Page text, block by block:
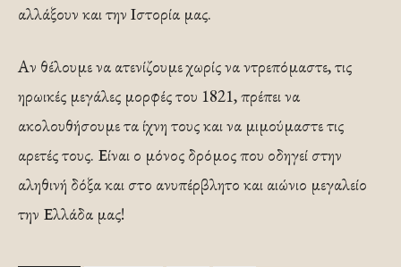
αλλάξουν και την Ιστορία μας.
Αν θέλουμε να ατενίζουμε χωρίς να ντρεπόμαστε, τις
ηρωικές μεγάλες μορφές του 1821, πρέπει να
ακολουθήσουμε τα ίχνη τους και να μιμούμαστε τις
αρετές τους. Είναι ο μόνος δρόμος που οδηγεί στην
αληθινή δόξα και στο ανυπέρβλητο και αιώνιο μεγαλείο
την Ελλάδα μας!